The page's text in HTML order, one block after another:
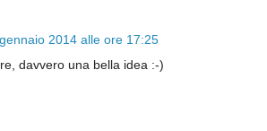
2014 alle ore 17:25
davvero una bella idea :-)